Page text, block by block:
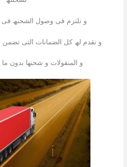
و نلتزم فى وصول الشحنھ فى
و نقدم لھ كل الضمانات التى تضمن
و المنقولات و شحنھا بدون